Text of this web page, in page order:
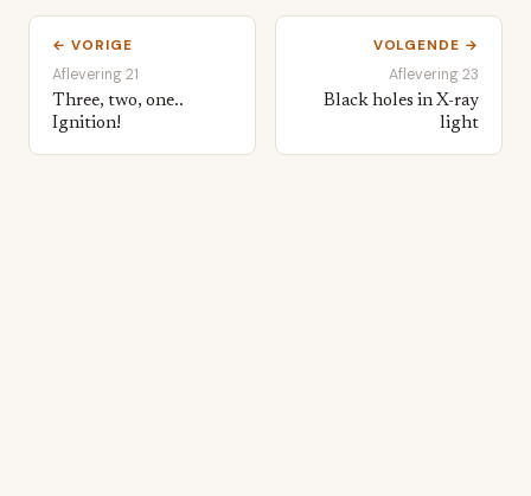
← VORIGE
Aflevering 21
Three, two, one..
Ignition!
VOLGENDE →
Aflevering 23
Black holes in X-ray
light